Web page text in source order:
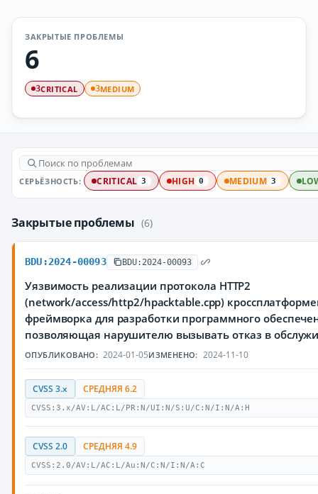
ЗАКРЫТЫЕ ПРОБЛЕМЫ
6
3CRITICAL 3MEDIUM
СЕРЬЁЗНОСТЬ: CRITICAL 3 HIGH 0 MEDIUM 3
Закрытые проблемы (6)
BDU:2024-00093 BDU:2024-00093
Уязвимость реализации протокола HTTP2
(network/access/http2/hpacktable.cpp)
фреймворка для разработки программного
позволяющая нарушителю вызывать отказ в
ОПУБЛИКОВАНО: 2024-01-05ИЗМЕНЕНО: 2024-11-10
CVSS 3.x СРЕДНЯЯ 6.2
CVSS:3.x/AV:L/AC:L/PR:N/UI:N/S:U/C:N/I:N/A:H
CVSS 2.0 СРЕДНЯЯ 4.9
CVSS:2.0/AV:L/AC:L/Au:N/C:N/I:N/A:C